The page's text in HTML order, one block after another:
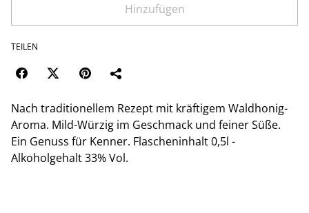
Hinzufügen
TEILEN
Nach traditionellem Rezept mit kräftigem Waldhonig-
Aroma. Mild-Würzig im Geschmack und feiner Süße.
Ein Genuss für Kenner. Flascheninhalt 0,5l -
Alkoholgehalt 33% Vol.